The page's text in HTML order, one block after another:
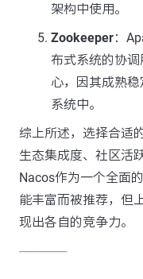
架构中使用。
Zookeeper：
布式系统的协
心，因其成熟
系统中。
综上所述，选择合适
生态集成度、社区活
Nacos作为一个全面
能丰富而被推荐，但
现出各自的竞争力。
---------------